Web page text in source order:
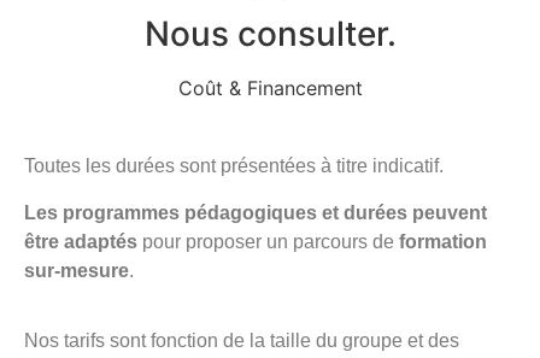
Nous consulter.
Coût & Financement
Toutes les durées sont présentées à titre indicatif.
Les programmes pédagogiques et durées peuvent
être adaptés pour proposer un parcours de formation
sur-mesure.
Nos tarifs sont fonction de la taille du groupe et des